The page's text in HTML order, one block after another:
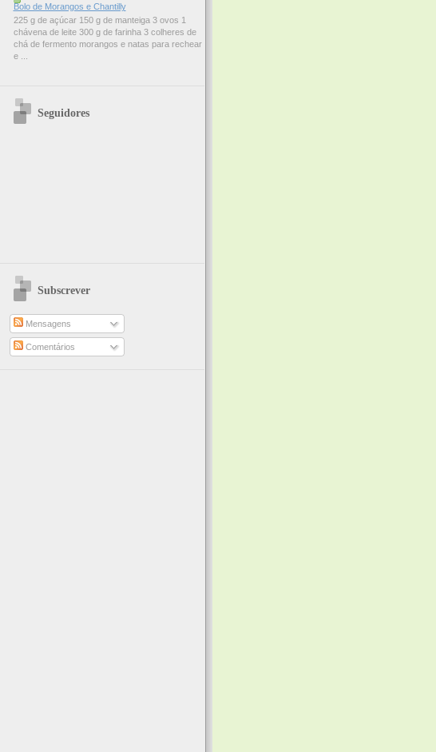
Bolo de Morangos e Chantilly
225 g de açúcar 150 g de manteiga 3 ovos 1
chávena de leite 300 g de farinha 3 colheres de
chá de fermento morangos e natas para rechear
e ...
Seguidores
Subscrever
Mensagens
Comentários